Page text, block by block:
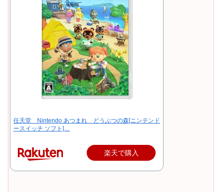
任天堂 Nintendo あつまれ どうぶつの森[ニンテンド
ースイッチ ソフト]…
楽天で購入